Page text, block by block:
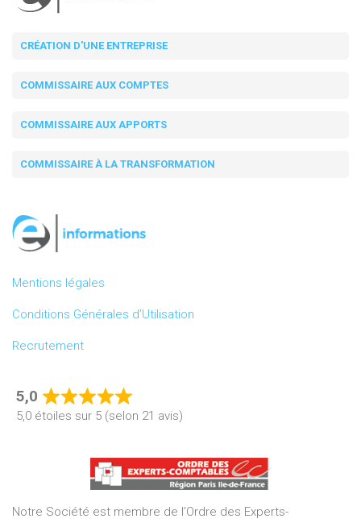
CRÉATION D'UNE ENTREPRISE
COMMISSAIRE AUX COMPTES
COMMISSAIRE AUX APPORTS
COMMISSAIRE À LA TRANSFORMATION
Mentions légales
Conditions Générales d’Utilisation
Recrutement
5,0
Rated
5,0
of
5
5,0 étoiles sur 5 (selon 21 avis)
Notre Société est membre de l’Ordre des Experts-